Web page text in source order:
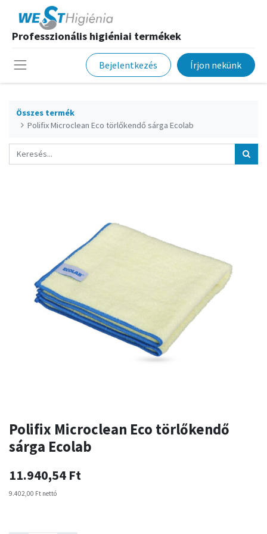
Professzionális higiéniai termékek
Bejelentkezés Írjon nekünk
Összes termék
Polifix Microclean Eco törlőkendő sárga Ecolab
Polifix Microclean Eco törlőkendő
sárga Ecolab
11.940,54 Ft
9.402,00 Ft nettó